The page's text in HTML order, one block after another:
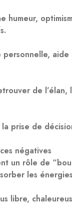
humeur,
aide
de
la prise de
négatives
un rôle de
les
libre,